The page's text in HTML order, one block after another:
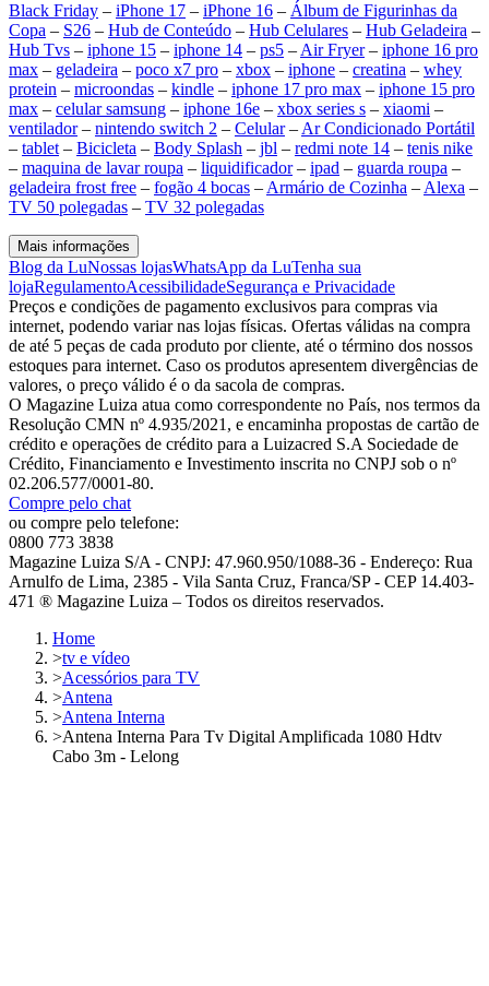
Black Friday – iPhone 17 – iPhone 16 – Álbum de Figurinhas da
Copa – S26 – Hub de Conteúdo – Hub Celulares – Hub Geladeira –
Hub Tvs – iphone 15 – iphone 14 – ps5 – Air Fryer– iphone 16 pro
max – geladeira – poco x7 pro – xbox – iphone – creatina – whey
protein – microondas – kindle – iphone 17 pro max – iphone 15 pro
max – celular samsung – iphone 16e – xbox series s – xiaomi –
ventilador– nintendo switch 2 – Celular– Ar Condicionado Portátil
– tablet – Bicicleta – Body Splash – jbl – redmi note 14 – tenis nike
– maquina de lavar roupa – liquidificador– ipad – guarda roupa –
geladeira frost free – fogão 4 bocas – Armário de Cozinha – Alexa –
TV 50 polegadas – TV 32 polegadas
Mais informações
Blog da LuNossas lojasWhatsApp da LuTenha sua
lojaRegulamentoAcessibilidadeSegurança e Privacidade
Preços e condições de pagamento exclusivos para compras via
internet, podendo variar nas lojas físicas. Ofertas válidas na compra
de até 5 peças de cada produto por cliente, até o término dos nossos
estoques para internet. Caso os produtos apresentem divergências de
valores, o preço válido é o da sacola de compras.
O Magazine Luiza atua como correspondente no País, nos termos da
Resolução CMN nº 4.935/2021, e encaminha propostas de cartão de
crédito e operações de crédito para a Luizacred S.A Sociedade de
Crédito, Financiamento e Investimento inscrita no CNPJ sob o nº
02.206.577/0001-80.
Compre pelo chat
ou compre pelo telefone:
0800 773 3838
Magazine Luiza S/A - CNPJ: 47.960.950/1088-36 - Endereço: Rua
Arnulfo de Lima, 2385 - Vila Santa Cruz, Franca/SP - CEP 14.403-
471 ® Magazine Luiza – Todos os direitos reservados.
Home
>tv e vídeo
>Acessórios para TV
>Antena
>Antena Interna
>Antena Interna Para Tv Digital Amplificada 1080 Hdtv
Cabo 3m - Lelong